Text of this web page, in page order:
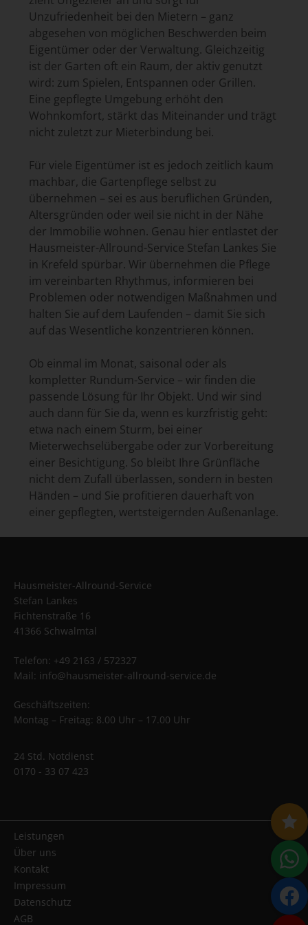
Unzufriedenheit bei den Mietern – ganz
abgesehen von möglichen Beschwerden beim
Eigentümer oder der Verwaltung. Gleichzeitig
ist der Garten oft ein Raum, der aktiv genutzt
wird: zum Spielen, Entspannen oder Grillen.
Eine gepflegte Umgebung erhöht den
Wohnkomfort, stärkt das Miteinander und trägt
nicht zuletzt zur Mieterbindung bei.
Für viele Eigentümer ist es jedoch zeitlich kaum
machbar, die Gartenpflege selbst zu
übernehmen – sei es aus beruflichen Gründen,
Altersgründen oder weil sie nicht in der Nähe
der Immobilie wohnen. Genau hier entlastet der
Hausmeister-Allround-Service Stefan Lankes Sie
in Krefeld spürbar. Wir übernehmen die Pflege
im vereinbarten Rhythmus, informieren bei
Problemen oder notwendigen Maßnahmen und
halten Sie auf dem Laufenden – damit Sie sich
auf das Wesentliche konzentrieren können.
Ob einmal im Monat, saisonal oder als
kompletter Rundum-Service – wir finden die
passende Lösung für Ihr Objekt. Und wir sind
auch dann für Sie da, wenn es kurzfristig geht:
etwa nach einem Sturm, bei einer
Mieterwechselübergabe oder zur Vorbereitung
einer Besichtigung. So bleibt Ihre Grünfläche
nicht dem Zufall überlassen, sondern in besten
Händen – und Sie profitieren dauerhaft von
einer gepflegten, wertsteigernden Außenanlage.
Hausmeister-Allround-Service
Stefan Lankes
Fichtenstraße 16
41366 Schwalmtal
Telefon: +49 2163 / 572327
Mail: info@hausmeister-allround-service.de
Geschäftszeiten:
Montag – Freitag: 8.00 Uhr – 17.00 Uhr
24 Std. Notdienst
0170 - 33 07 423
Leistungen
Über uns
Kontakt
Impressum
Datenschutz
AGB